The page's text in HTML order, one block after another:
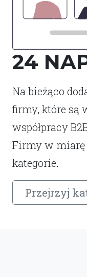
24
Na bieżąco
firmy, które są
współpracy
Firmy w miarę
kategorie.
Przejrzyj